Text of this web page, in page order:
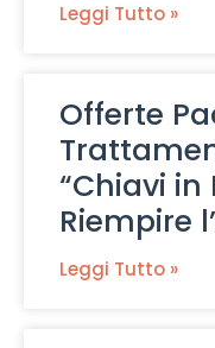
Leggi Tutto »
Offerte
“Chiavi in
Riempire
Leggi Tutto »